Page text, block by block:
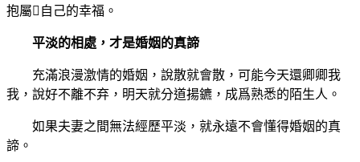
抱屬￿自己的幸福。
平淡的相處，才是婚姻的真諦
充滿浪漫激情的婚姻，說散就會散，可能今天還卿卿我
我，說好不離不弃，明天就分道揚鑣，成爲熟悉的陌生人。
如果夫妻之間無法經歷平淡，就永遠不會懂得婚姻的真
諦。